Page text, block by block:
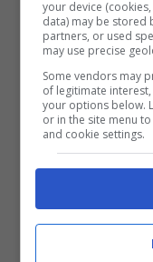
C’è uno sconto
auto YABER
your device
data) may be stored
partners, or used
may use precise
Some vendors may
of legitimate
your options below.
or in the site menu
and cookie settings.